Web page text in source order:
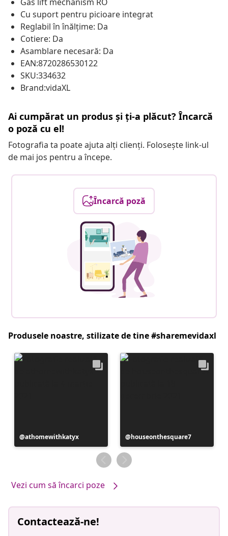
Cu suport pentru picioare integrat
Reglabil în înălțime: Da
Cotiere: Da
Asamblare necesară: Da
EAN:8720286530122
SKU:334632
Brand:vidaXL
Ai cumpărat un produs și ți-a plăcut? Încarcă
o poză cu el!
Fotografia ta poate ajuta alți clienți. Folosește link-ul
de mai jos pentru a începe.
Încarcă poză
Produsele noastre, stilizate de tine #sharemevidaxl
Postare
publicată
athomewithkatyx
Postare
publicată
de
houseonthesquare7
Vezi cum să încarci poze
Contactează-ne!